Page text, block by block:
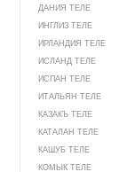
ДАНИЯ ТЕЛЕ
ИНГЛИЗ ТЕЛЕ
ИРЛАНДИЯ ТЕЛЕ
ИСЛАНД ТЕЛЕ
ИСПАН ТЕЛЕ
ИТАЛЬЯН ТЕЛЕ
КАЗАКЪ ТЕЛЕ
КАТАЛАН ТЕЛЕ
КАШУБ ТЕЛЕ
КОМЫК ТЕЛЕ